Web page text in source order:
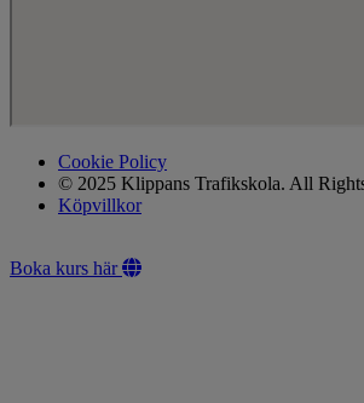
Cookie Policy
© 2025 Klippans Trafikskola. All
Köpvillkor
Boka kurs här